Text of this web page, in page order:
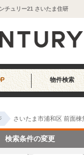
チュリー21 さいたま住研
物件検索
さいたま市浦和区 前面
検索条件の変更